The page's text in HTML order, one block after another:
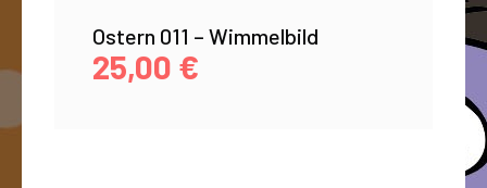
Ostern 011 – Wimmelbild
25,00 €